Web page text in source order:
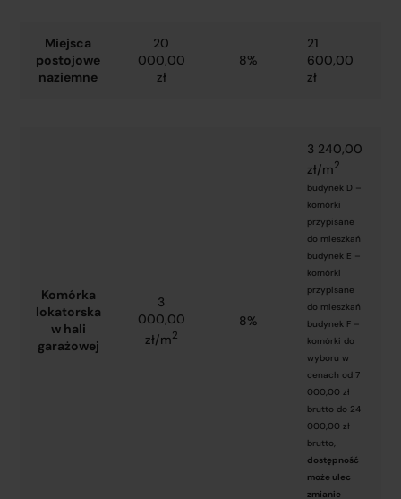
Miejsca
postojowe
naziemne
20
000,00
zł
8%
21
600,00
zł
Komórka
lokatorska
w hali
garażowej
3
000,00
zł/m2
8%
3 240,00
zł/m2
budynek D –
komórki
przypisane
do mieszkań
budynek E –
komórki
przypisane
do mieszkań
budynek F –
komórki do
wyboru w
cenach od 7
000,00 zł
brutto do 24
000,00 zł
brutto,
dostępność
może ulec
zmianie